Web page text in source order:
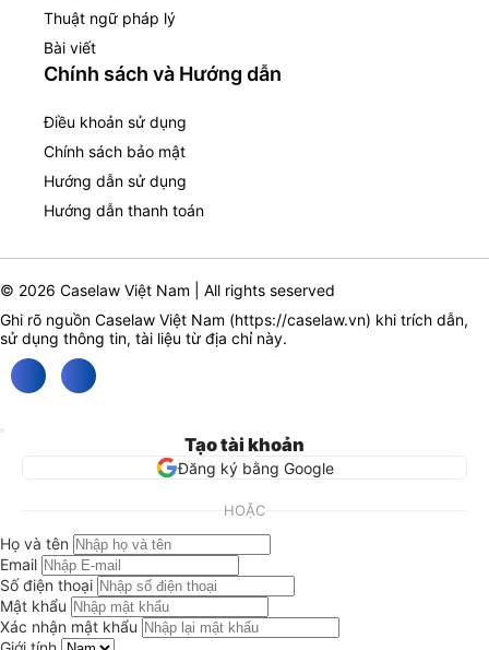
Thuật ngữ pháp lý
Bài viết
Chính sách và Hướng dẫn
Điều khoản sử dụng
Chính sách bảo mật
Hướng dẫn sử dụng
Hướng dẫn thanh toán
© 2026 Caselaw Việt Nam | All rights seserved
Ghi rõ nguồn Caselaw Việt Nam (https://caselaw.vn) khi trích dẫn,
sử dụng thông tin, tài liệu từ địa chỉ này.
Tạo tài khoản
Đăng ký bằng Google
HOẶC
Họ và tên
Email
Số điện thoại
Mật khẩu
Xác nhận mật khẩu